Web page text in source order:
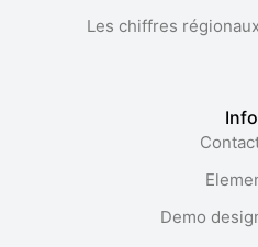
Les chiffres
Info
Demo